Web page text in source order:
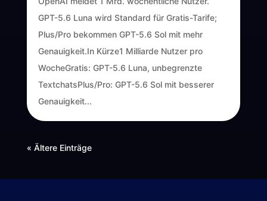
GPT-5.6 Luna wird Standard für Gratis-Tarife;
Plus/Pro bekommen GPT-5.6 Sol mit mehr
Genauigkeit.In Kürze1 Milliarde Nutzer pro
WocheGratis: GPT-5.6 Luna, unbegrenzte
TextchatsPlus/Pro: GPT-5.6 Sol mit besserer
Genauigkeit...
« Ältere Einträge